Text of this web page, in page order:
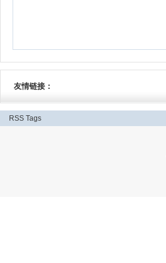
友情链接：
RSS Tags